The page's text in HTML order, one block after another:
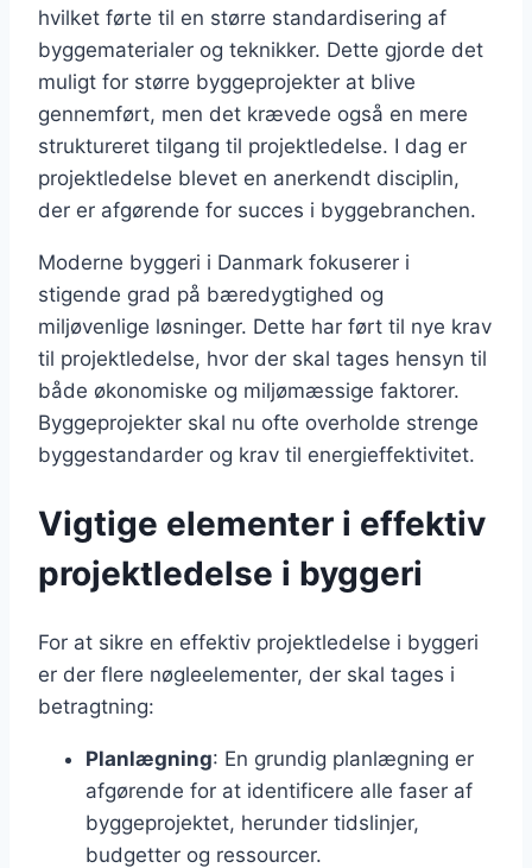
hvilket førte til en større standardisering af
byggematerialer og teknikker. Dette gjorde det
muligt for større byggeprojekter at blive
gennemført, men det krævede også en mere
struktureret tilgang til projektledelse. I dag er
projektledelse blevet en anerkendt disciplin,
der er afgørende for succes i byggebranchen.
Moderne byggeri i Danmark fokuserer i
stigende grad på bæredygtighed og
miljøvenlige løsninger. Dette har ført til nye krav
til projektledelse, hvor der skal tages hensyn til
både økonomiske og miljømæssige faktorer.
Byggeprojekter skal nu ofte overholde strenge
byggestandarder og krav til energieffektivitet.
Vigtige elementer i effektiv
projektledelse i byggeri
For at sikre en effektiv projektledelse i byggeri
er der flere nøgleelementer, der skal tages i
betragtning:
Planlægning: En grundig planlægning er
afgørende for at identificere alle faser af
byggeprojektet, herunder tidslinjer,
budgetter og ressourcer.